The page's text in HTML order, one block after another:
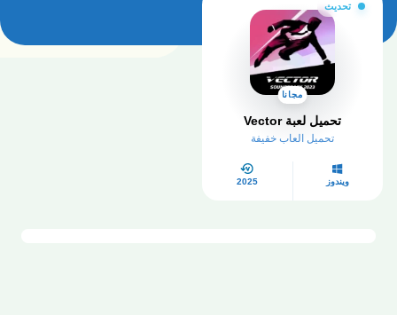
تحديث
مجانا
تحميل لعبة Vector
تحميل العاب خفيفة
ويندوز 2025